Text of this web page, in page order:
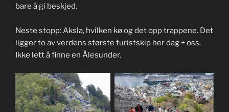
bare å gi beskjed.
Neste stopp: Aksla, hvilken kø og det opp trappene. Det
ligger to av verdens største turistskip her dag + oss.
Ikke lett å finne en Ålesunder.